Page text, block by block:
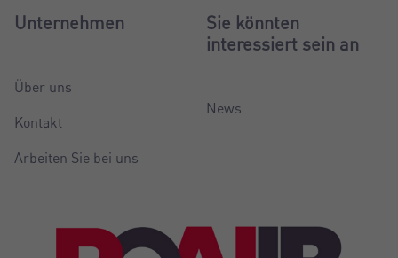
Unternehmen
Über uns
Kontakt
Arbeiten Sie bei uns
Sie könnten
interessiert sein an
News